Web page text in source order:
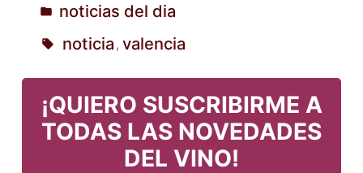
porPublicado
en
noticias del dia
noticia , valencia
¡QUIERO SUSCRIBIRME A
TODAS LAS NOVEDADES
DEL VINO!